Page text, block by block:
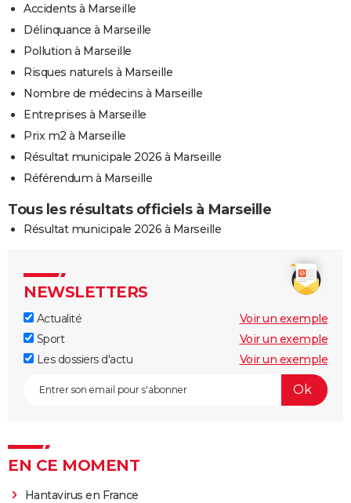
Accidents à Marseille
Délinquance à Marseille
Pollution à Marseille
Risques naturels à Marseille
Nombre de médecins à Marseille
Entreprises à Marseille
Prix m2 à Marseille
Résultat municipale 2026 à Marseille
Référendum à Marseille
Tous les résultats officiels à Marseille
Résultat municipale 2026 à Marseille
NEWSLETTERS
Actualité
Voir un exemple
Sport
Voir un exemple
Les dossiers d'actu
Voir un exemple
EN CE MOMENT
Hantavirus en France